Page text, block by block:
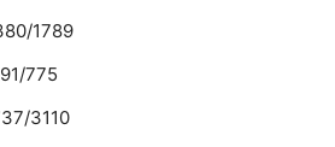
1789
775
3110